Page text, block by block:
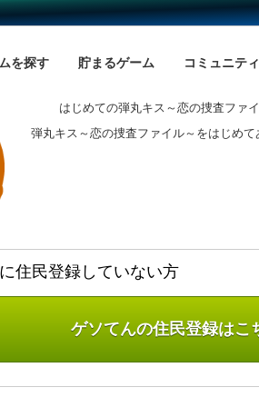
を探す 貯まるゲーム コミュニティ
はじめての弾丸キス～恋の捜査ファ
弾丸キス～恋の捜査ファイル～をはじめて
住民登録していない方
ゲソてんの住民登録はこ